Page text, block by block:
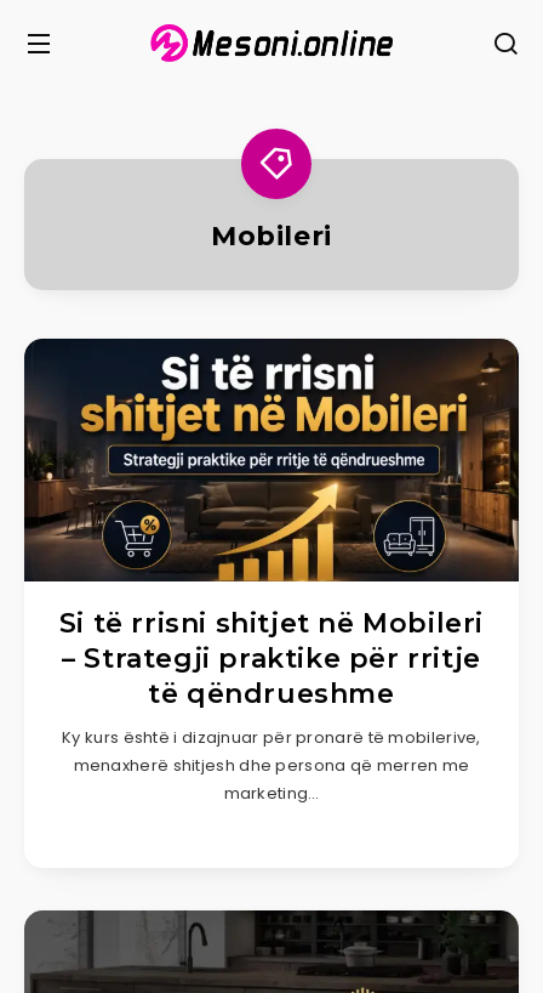
Mobileri
Si të rrisni shitjet në Mobileri
– Strategji praktike për rritje
të qëndrueshme
Ky kurs është i dizajnuar për pronarë të mobilerive,
menaxherë shitjesh dhe persona që merren me
marketing…